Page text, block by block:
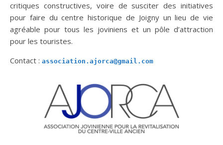
critiques constructives, voire de susciter des initiatives
pour faire du centre historique de Joigny un lieu de vie
agréable pour tous les joviniens et un pôle d’attraction
pour les touristes.
Contact : association.ajorca@gmail.com